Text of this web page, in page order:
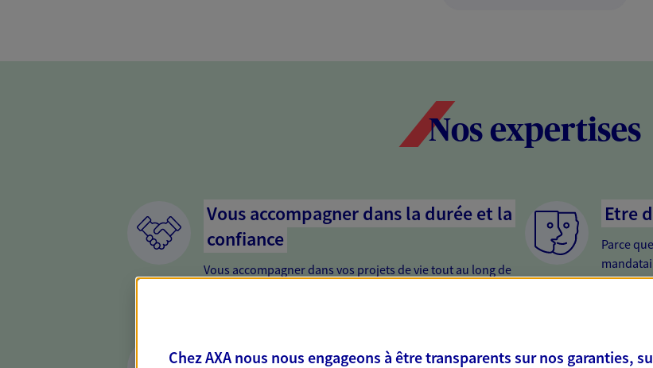
Nos expertises
Vous accompagner dans la durée et la
confiance
Vous accompagner dans vos projets de vie tout au long de
Etre
Parce
pour
Préparer votre avenir Etre
Chez AXA nous nous engageons à être transparents sur nos garanties,